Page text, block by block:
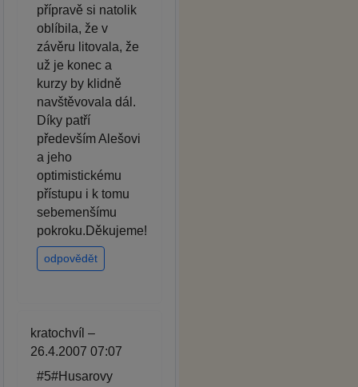
přípravě si natolik
oblíbila, že v
závěru litovala, že
už je konec a
kurzy by klidně
navštěvovala dál.
Díky patří
především Alešovi
a jeho
optimistickému
přístupu i k tomu
sebemenšímu
pokroku.Děkujeme!
odpovědět
kratochvíl –
26.4.2007 07:07
#5#Husarovy